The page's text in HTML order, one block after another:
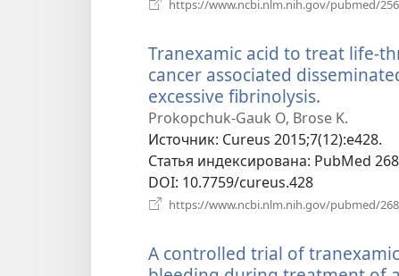
https://www.ncbi.nlm.nih.gov/pubmed/
Tranexamic acid to treat life-
cancer associated
excessive fibrinolysis.
в
новом
окне)
Prokopchuk-Gauk O, Brose K.
Источник‎: Cureus 2015;7(12):e428.
Статья индексирована‎: PubMed
DOI‎: 10.7759/cureus.428
https://www.ncbi.nlm.nih.gov/pubmed/
A controlled trial of